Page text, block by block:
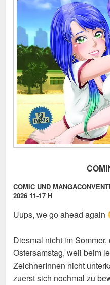
COMIC UND
2026 11-17 H
Uups, we go ahead again
Diesmal nicht im
Ostersamstag, weil beim
ZeichnerInnen nicht
zuerst sich nochmal zu